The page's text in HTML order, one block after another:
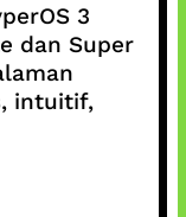
3
dan Super
intuitif,